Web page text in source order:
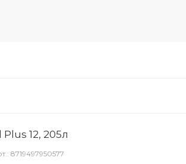
12, 205л
8719497950577